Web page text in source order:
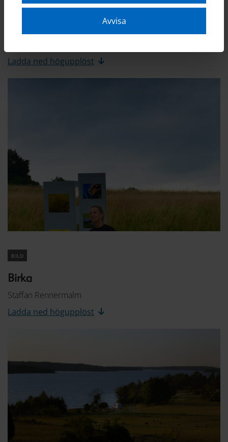
Avvisa
bild
Birka - undersökningar
Ladda ned högupplöst
bild
Birka
Staffan Rennermalm
Ladda ned högupplöst